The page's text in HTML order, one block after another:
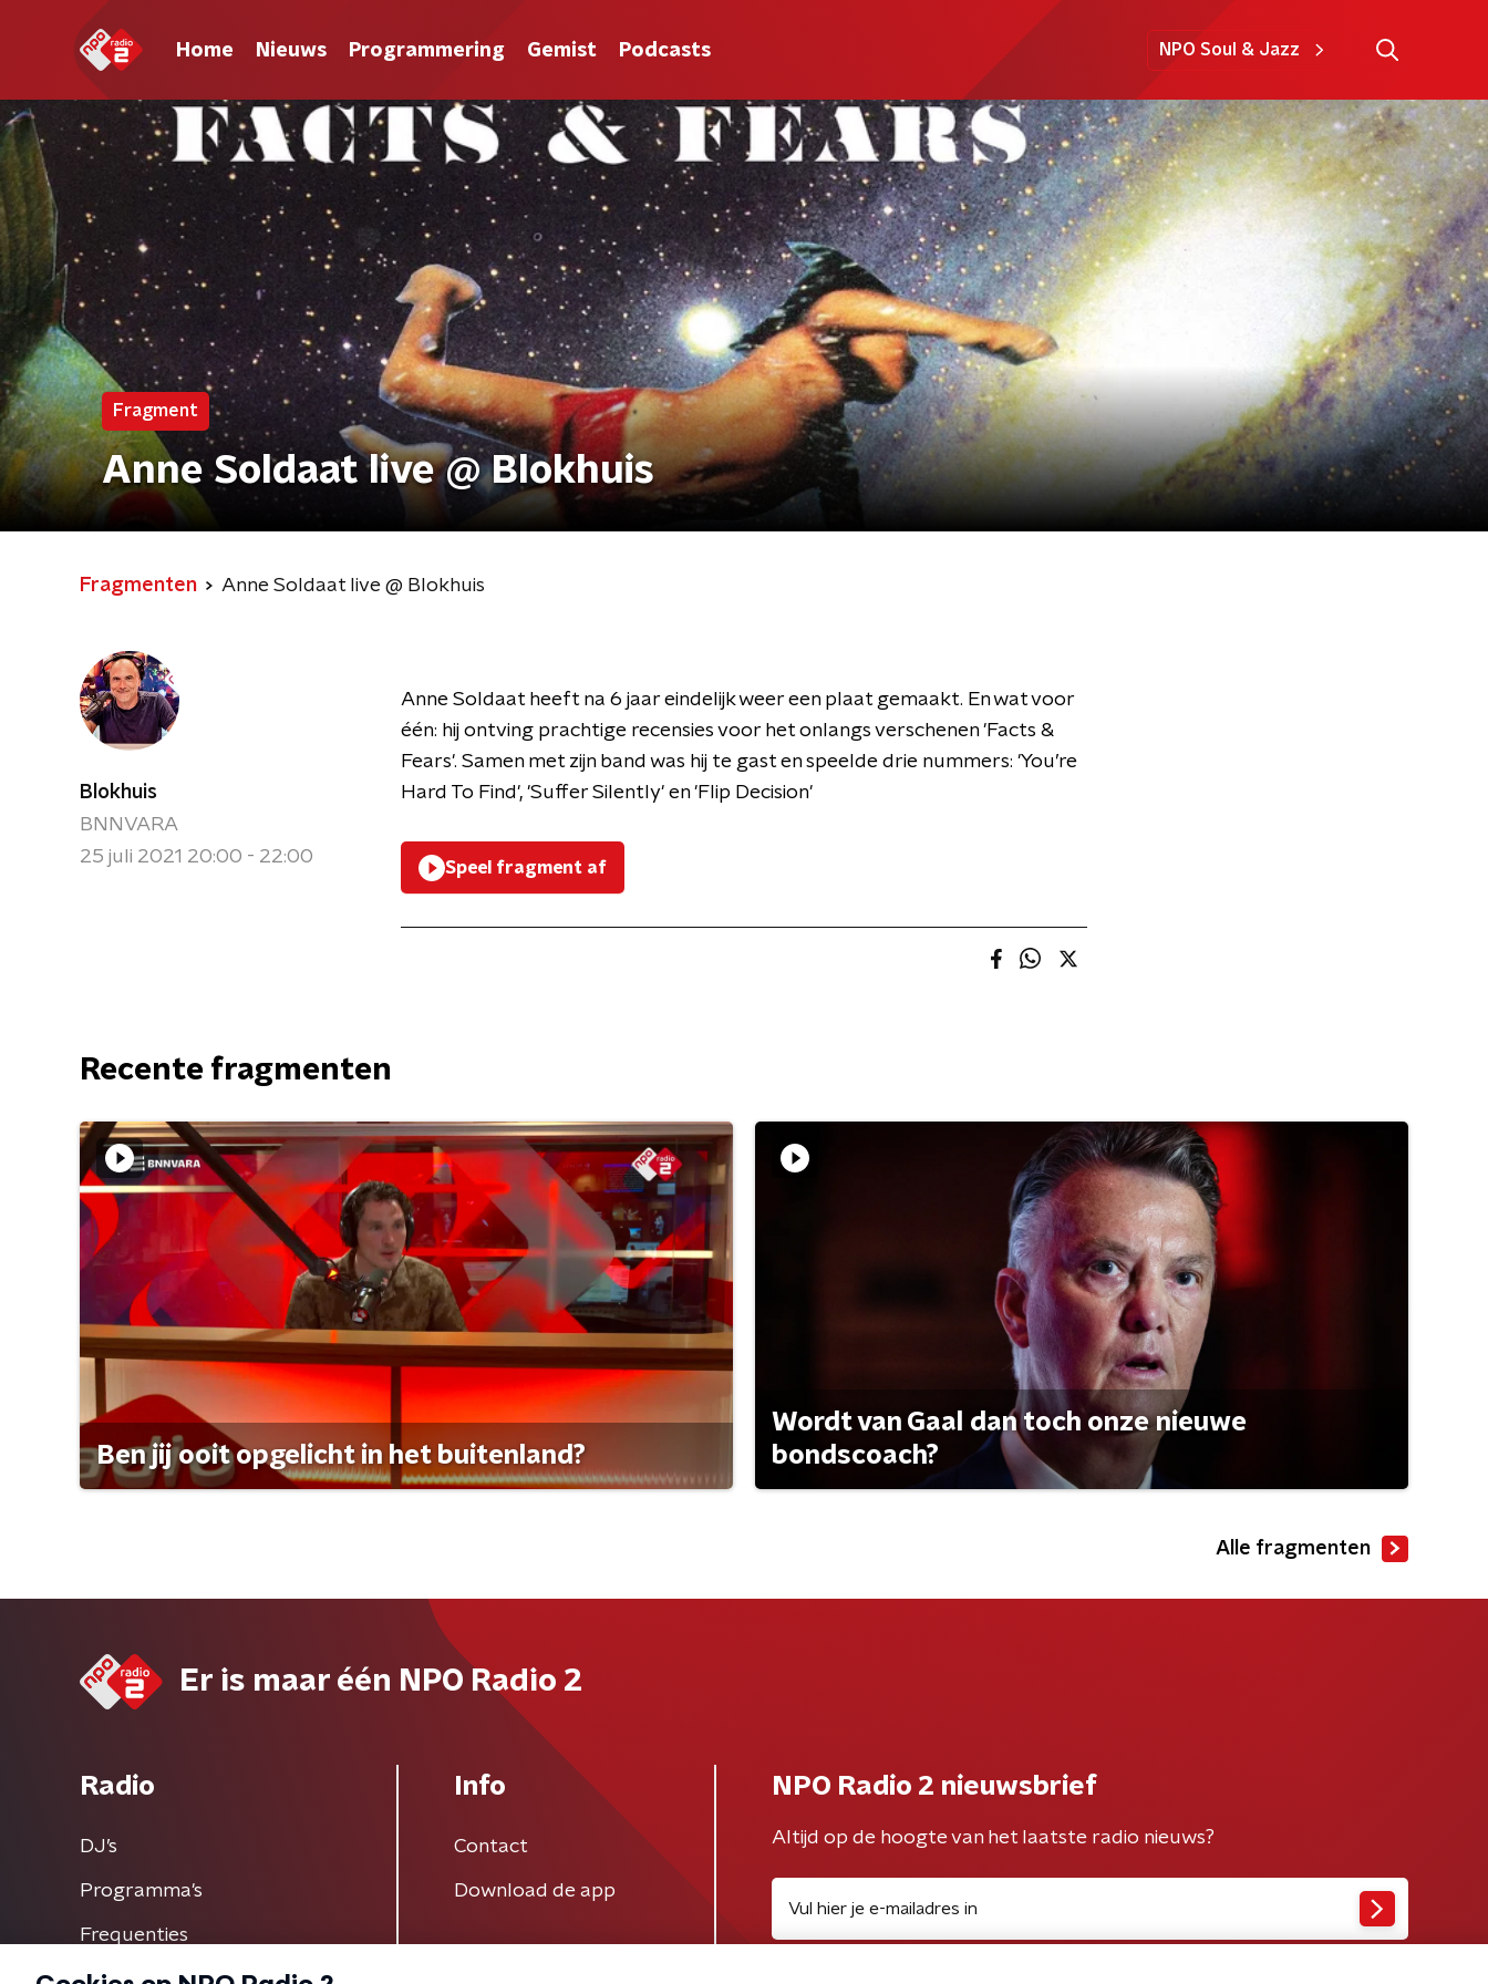
Home Nieuws Programmering Gemist Podcasts NPO Soul & Jazz
Fragment
Anne Soldaat live @ Blokhuis
Fragmenten Anne Soldaat live @ Blokhuis
Blokhuis
BNNVARA
25 juli 2021 20:00 - 22:00
Anne Soldaat heeft na 6 jaar eindelijk weer een plaat gemaakt. En wat voor
één: hij ontving prachtige recensies voor het onlangs verschenen 'Facts &
Fears'. Samen met zijn band was hij te gast en speelde drie nummers: 'You’re
Hard To Find', 'Suffer Silently' en 'Flip Decision'
Speel fragment af
Recente fragmenten
Ben jij ooit opgelicht in het buitenland?
Wordt van Gaal dan toch onze nieuwe
bondscoach?
Alle fragmenten
Er is maar één NPO Radio 2
Radio
DJ’s
Programma's
Frequenties
Info
Contact
Download de app
NPO Radio 2 nieuwsbrief
Altijd op de hoogte van het laatste radio nieuws?